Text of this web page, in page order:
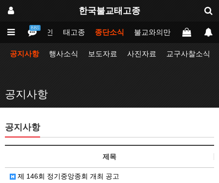
한국불교태고종
BBS
메인 태고종 종단소식 불교와의만남 업무포털
공지사항 행사소식 보도자료 사진자료 교구사찰소식
공지사항
공지사항
제목
제 146회 정기중앙종회 개최 공고